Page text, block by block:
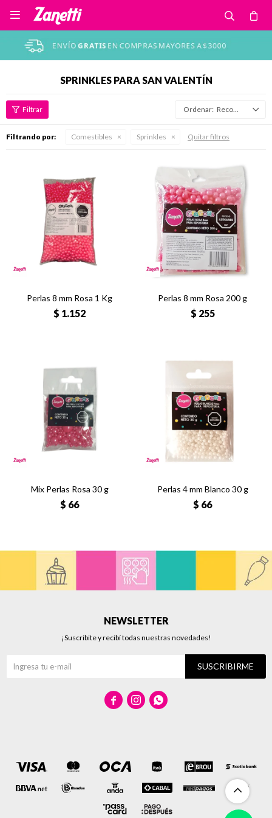

SPRINKLES PARA SAN VALENTÍN
Recomendados
Filtrando por: Comestibles Sprinkles Quitar filtros
Perlas 8 mm Rosa 1 Kg
$ 1.152
Perlas 8 mm Rosa 200 g
$ 255
Mix Perlas Rosa 30 g
$ 66
Perlas 4 mm Blanco 30 g
$ 66
NEWSLETTER
¡Suscribite y recibí todas nuestras novedades!
SUSCRIBIRME
  